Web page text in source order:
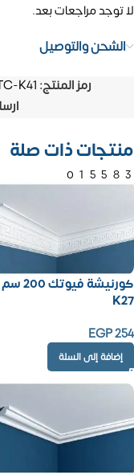
لا توجد مراجعات بعد.
الشحن والتوصيل
رمز المنتج: K41
منتجات ذات صلة
كورنيشة
K27
EGP254
إضافة إلى السلة